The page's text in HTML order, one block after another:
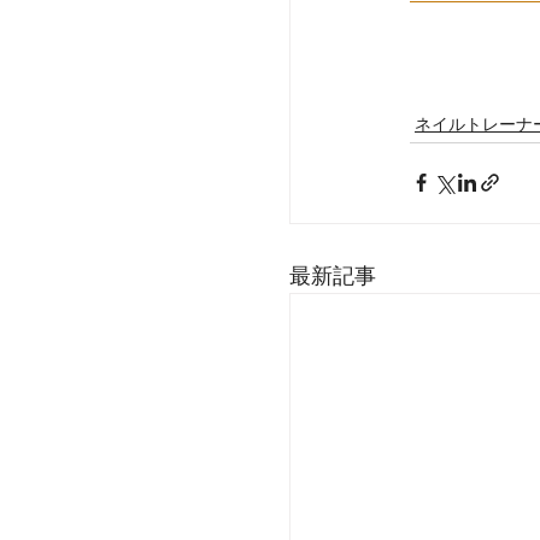
ネイルトレーナ
最新記事